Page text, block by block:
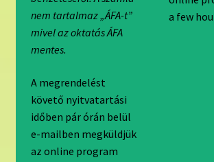
nem tartalmaz „ÁFA-t”
mivel az oktatás ÁFA
mentes.
A megrendelést
követő nyitvatartási
időben pár órán belül
e-mailben megküldjük
az online program
a few